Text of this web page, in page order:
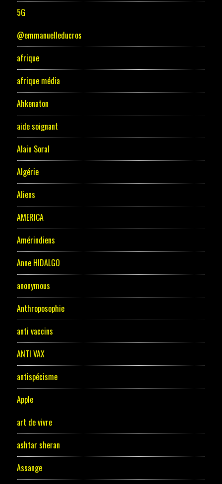
5G
@emmanuelleducros
afrique
afrique média
Ahkenaton
aide soignant
Alain Soral
Algérie
Aliens
AMERICA
Amérindiens
Anne HIDALGO
anonymous
Anthroposophie
anti vaccins
ANTI VAX
antispécisme
Apple
art de vivre
ashtar sheran
Assange